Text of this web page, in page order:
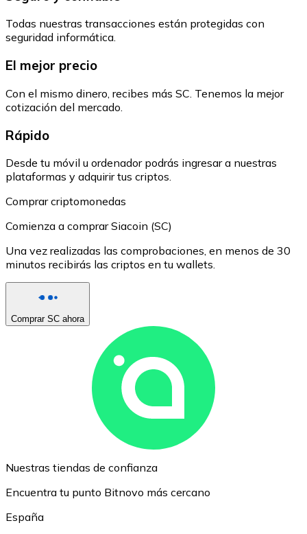
Todas nuestras transacciones están protegidas con
seguridad informática.
El mejor precio
Con el mismo dinero, recibes más SC. Tenemos la mejor
cotización del mercado.
Rápido
Desde tu móvil u ordenador podrás ingresar a nuestras
plataformas y adquirir tus criptos.
Comprar criptomonedas
Comienza a comprar Siacoin (SC)
Una vez realizadas las comprobaciones, en menos de 30
minutos recibirás las criptos en tu wallets.
Comprar SC ahora
Nuestras tiendas de confianza
Encuentra tu punto Bitnovo más cercano
España